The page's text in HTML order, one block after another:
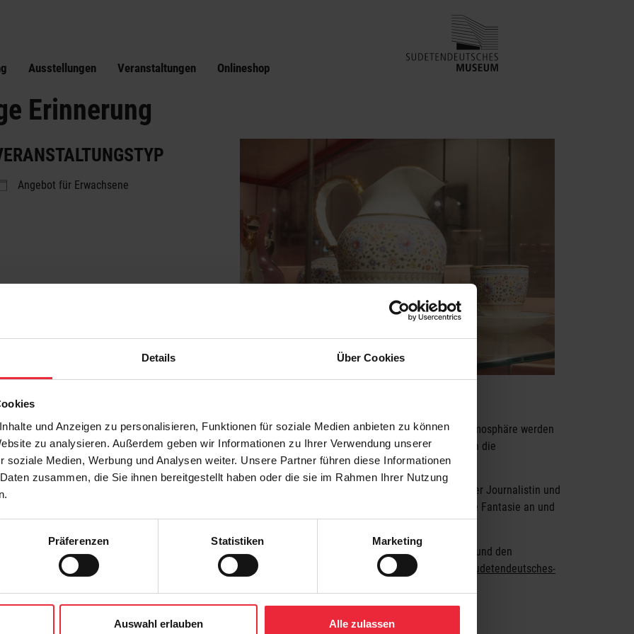
Details Über Cookies
und Anzeigen zu personalisieren, Funktionen für soziale Medien anbieten zu können
zu analysieren. Außerdem geben wir Informationen zu Ihrer Verwendung unserer
soziale Medien, Werbung und Analysen weiter. Unsere Partner führen diese Informationen
zusammen, die Sie ihnen bereitgestellt haben oder die sie im Rahmen Ihrer Nutzung
Präferenzen Statistiken Marketing
Auswahl erlauben Alle zulassen
Ausstellungen Veranstaltungen Onlineshop
Erinnerung
Office 365 Outlook Live
Angebot für Erwachsene
Museums stehen persönliche Geschichten und Erinnerungen im Mittelpunkt. In gemütlicher Atmosphäre werden
durch Methoden aus dem kreativen Schreiben. Thematische Impulse bieten kurze Rundgänge durch die
Kultur beleuchtet.
Kindheit, an Sommerurlaube in ländlicher Umgebung oder an ein geliebtes Spielzeug – unter Leitung der Journalistin und
prägende Momente lebendig werden zu lassen. Ausgewählte Exponate aus der Ausstellung regen die Fantasie an und
und kulturellem Erbe auf.
des Sudetendeutschen Museums geht es um die Freude an der Erinnerung, die Lust am Schreiben und den
Termin. Um Anmeldung wird spätestens bis zu einem Tag vor der Veranstaltung unter
anmeldung@sudetendeutsches-